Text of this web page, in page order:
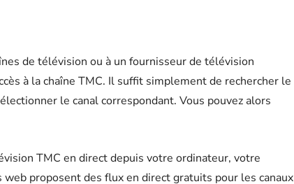
de télévision ou à un fournisseur de télévision
à la chaîne TMC. Il suffit simplement de rechercher le
le canal correspondant. Vous pouvez alors
TMC en direct depuis votre ordinateur, votre
proposent des flux en direct gratuits pour les canaux